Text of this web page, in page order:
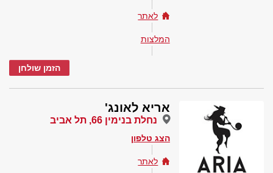
לאתר
המלצות
הזמן שולחן
אריא לאונג'
נחלת בנימין 66, תל אביב
הצג טלפון
לאתר